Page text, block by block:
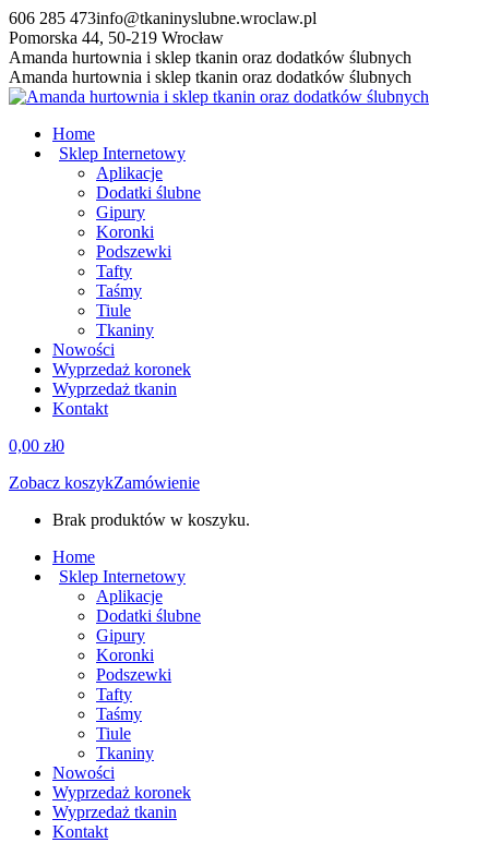
Przewiń
do
zawartości
606 285 473info@tkaninyslubne.wroclaw.pl
Pomorska 44, 50-219 Wrocław
Facebook
page
opens
new
window
Amanda hurtownia i sklep tkanin oraz dodatków ślubnych
Amanda hurtownia i sklep tkanin oraz dodatków ślubnych
Home
Sklep Internetowy
Aplikacje
Dodatki ślubne
Gipury
Koronki
Podszewki
Tafty
Taśmy
Tiule
Tkaniny
Nowości
Wyprzedaż koronek
Wyprzedaż tkanin
Kontakt
0,00 zł0
Zobacz koszykZamówienie
Brak produktów w koszyku.
Home
Sklep Internetowy
Aplikacje
Dodatki ślubne
Gipury
Koronki
Podszewki
Tafty
Taśmy
Tiule
Tkaniny
Nowości
Wyprzedaż koronek
Wyprzedaż tkanin
Kontakt